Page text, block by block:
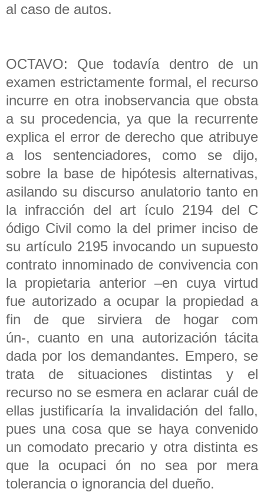
al caso de autos.
OCTAVO: Que todavía dentro de un
examen estrictamente formal, el recurso
incurre en otra inobservancia que obsta
a su procedencia, ya que la recurrente
explica el error de derecho que atribuye
a los sentenciadores, como se dijo,
sobre la base de hipótesis alternativas,
asilando su discurso anulatorio tanto en
la infracción del art ículo 2194 del C
ódigo Civil como la del primer inciso de
su artículo 2195 invocando un supuesto
contrato innominado de convivencia con
la propietaria anterior –en cuya virtud
fue autorizado a ocupar la propiedad a
fin de que sirviera de hogar com
ún-, cuanto en una autorización tácita
dada por los demandantes. Empero, se
trata de situaciones distintas y el
recurso no se esmera en aclarar cuál de
ellas justificaría la invalidación del fallo,
pues una cosa que se haya convenido
un comodato precario y otra distinta es
que la ocupaci ón no sea por mera
tolerancia o ignorancia del dueño.